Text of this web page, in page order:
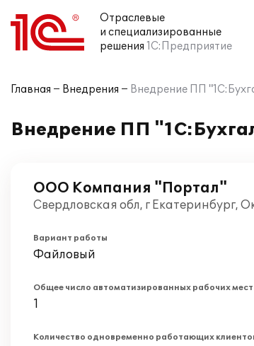
Отраслевые
и специализированные
решения 1С:Предприятие
Главная Внедрения Внедрение ПП
Внедрение ПП
ООО Компания "Портал"
Свердловская обл, г Екатеринбург,
Вариант работы
Файловый
Общее число автоматизированных рабочих мест
1
Количество одновременно работающих